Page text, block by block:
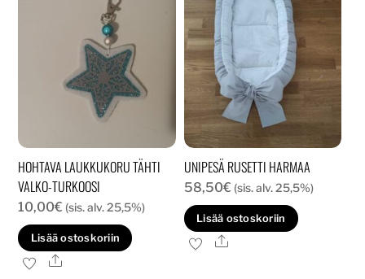
HOHTAVA LAUKKUKORU TÄHTI
VALKO-TURKOOSI
10,00€ (sis. alv. 25,5%)
Lisää ostoskoriin
Ale
UNIPESÄ RUSETTI HARMAA
58,50€ (sis. alv. 25,5%)
Lisää ostoskoriin
Ale